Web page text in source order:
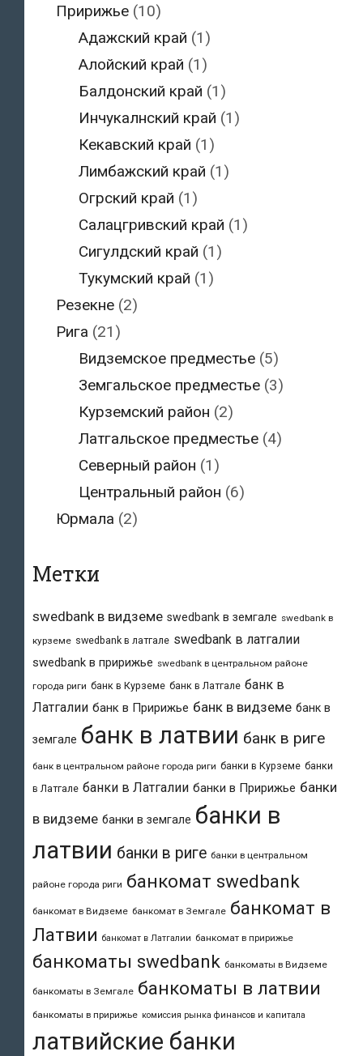
Пририжье(10)
Адажский край (1)
Алойский край (1)
Балдонский край (1)
Инчукалнский край (1)
Кекавский край (1)
Лимбажский край (1)
Огрский край (1)
Салацгривский край (1)
Сигулдский край (1)
Тукумский край (1)
Резекне(2)
Рига (21)
Видземское предместье (5)
Земгальское предместье (3)
Курземский район (2)
Латгальское предместье (4)
Северный район (1)
Центральный район (6)
Юрмала (2)
Метки
swedbank в видземе swedbank в земгале swedbank в
курземе swedbank в латгале swedbank в латгалии
swedbank в пририжье swedbank в центральном районе
города риги банк в Курземе банк в Латгале банк в
Латгалии банк в Пририжье банк в видземе банк в
земгале банк в латвии банк в риге
банк в центральном районе города риги банки в Курземе банки
в Латгале банки в Латгалии банки в Пририжье банки
в видземе банки в земгале банки в
латвии банки в риге банки в центральном
районе города риги банкомат swedbank
банкомат в Видземе банкомат в Земгале банкомат в
Латвии банкомат в Латгалии банкомат в пририжье
банкоматы swedbank банкоматы в Видземе
банкоматы в Земгале банкоматы в латвии
банкоматы в пририжье комиссия рынка финансов и капитала
латвийские банки